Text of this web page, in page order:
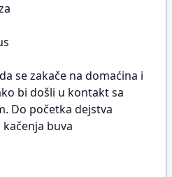
se zakače na domaćina i
bi došli u kontakt sa
Do početka dejstva
buva